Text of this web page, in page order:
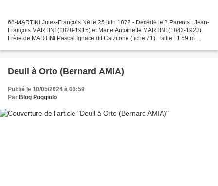
68-MARTINI Jules-François Né le 25 juin 1872 - Décédé le ? Parents : Jean-
François MARTINI (1828-1915) et Marie Antoinette MARTINI (1843-1923).
Frère de MARTINI Pascal Ignace dit Calzitone (fiche 71). Taille : 1,59 m.
Deuil à Orto (Bernard AMIA)
Publié le 10/05/2024 à 06:59
Par Blog Poggiolo